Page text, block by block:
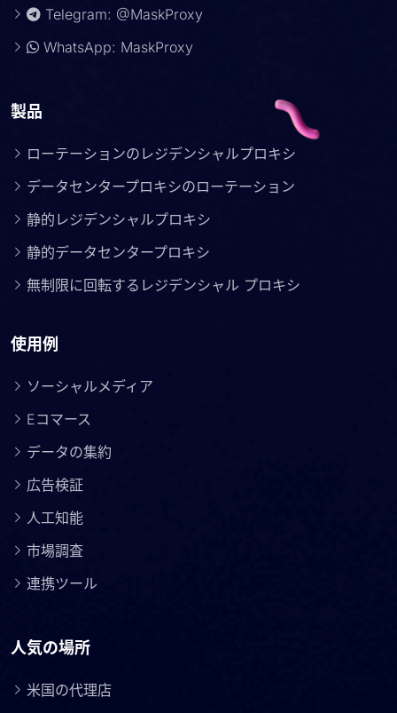
Telegram: @MaskProxy
WhatsApp: MaskProxy
製品
ローテーションのレジデンシャルプロキシ
データセンタープロキシのローテーション
静的レジデンシャルプロキシ
静的データセンタープロキシ
無制限に回転するレジデンシャル プロキシ
使用例
ソーシャルメディア
Eコマース
データの集約
広告検証
人工知能
市場調査
連携ツール
人気の場所
米国の代理店